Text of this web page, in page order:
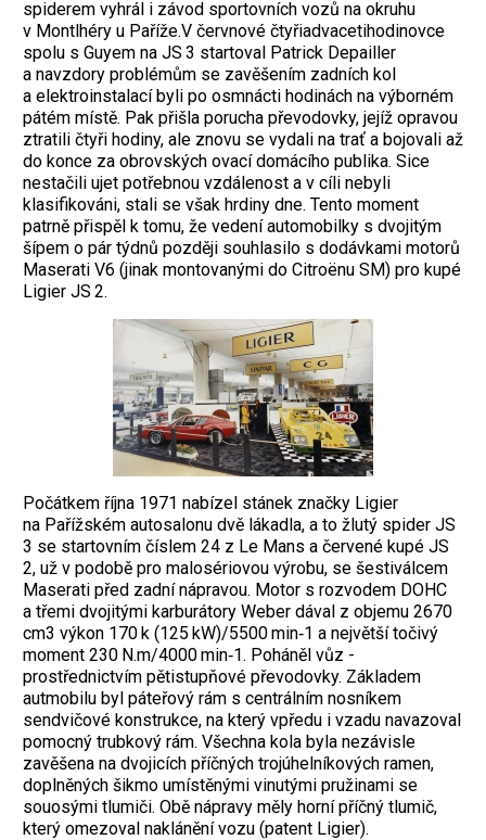
spiderem vyhrál i závod sportovních vozů na okruhu
v Montlhéry u Paříže.V červnové čtyřiadvacetihodinovce
spolu s Guyem na JS 3 startoval Patrick Depailler
a navzdory problémům se zavěšením zadních kol
a elektroinstalací byli po osmnácti hodinách na výborném
pátém místě. Pak přišla porucha převodovky, jejíž opravou
ztratili čtyři hodiny, ale znovu se vydali na trať a bojovali až
do konce za obrovských ovací domácího publika. Sice
nestačili ujet potřebnou vzdálenost a v cíli nebyli
klasifikováni, stali se však hrdiny dne. Tento moment
patrně přispěl k tomu, že vedení automobilky s dvojitým
šípem o pár týdnů později souhlasilo s dodávkami motorů
Maserati V6 (jinak montova­nými do Citroënu SM) pro kupé
Ligier JS 2.
Počátkem října 1971 nabízel stánek značky Ligier
na Pařížském autosalonu dvě lákadla, a to žlutý spider JS
3 se startovním číslem 24 z Le Mans a červené kupé JS
2, už v podobě pro malosériovou výrobu, se šestiválcem
Maserati před zadní nápravou. Motor s rozvodem DOHC
a třemi dvojitými karburátory Weber dával z objemu 2670
cm3 výkon 170 k (125 kW)/5500 min‑1 a největší točivý
moment 230 N.m/4000 min‑1. Poháněl vůz ­
prostřednictvím pětistupňové převodovky. Základem
autmobilu byl páteřový rám s centrálním nosníkem
sendvičové konstrukce, na který vpředu i vzadu navazoval
pomocný trubkový rám. Všechna kola byla nezávisle
zavěšena na dvojicích příčných trojúhelníkových ramen,
doplněných šikmo umístěnými vinutými pružinami se
souosými tlumiči. Obě nápravy měly horní příčný tlumič,
který omezoval naklánění vozu (patent Ligier).